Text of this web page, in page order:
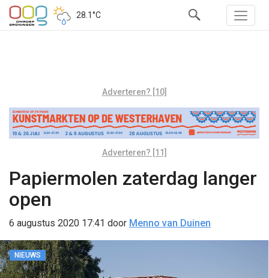
28.1°C
Adverteren? [10]
Adverteren? [11]
Papiermolen zaterdag langer
open
6 augustus 2020 17:41 door Menno van Duinen
NIEUWS